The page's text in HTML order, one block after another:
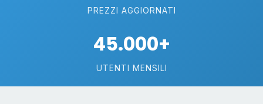
PREZZI AGGIORNATI
45.000+
UTENTI MENSILI